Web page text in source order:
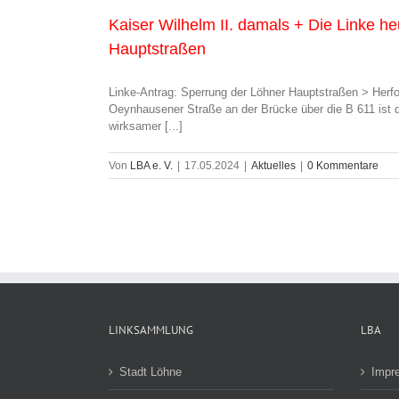
Kaiser Wilhelm II. damals + Die Linke
Hauptstraßen
Linke-Antrag: Sperrung der Löhner Hauptstraßen >
Oeynhausener Straße an der Brücke über die B 611
wirksamer [...]
Von LBA e. V. | 17.05.2024 | Aktuelles | 0 Kommentare
LINKSAMMLUNG
Stadt Löhne
LBA